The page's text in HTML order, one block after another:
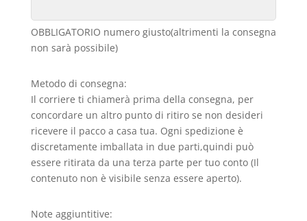
OBBLIGATORIO numero giusto(altrimenti la consegna
non sarà possibile)
Metodo di consegna:
Il corriere ti chiamerà prima della consegna, per
concordare un altro punto di ritiro se non desideri
ricevere il pacco a casa tua. Ogni spedizione è
discretamente imballata in due parti,quindi può
essere ritirata da una terza parte per tuo conto (Il
contenuto non è visibile senza essere aperto).
Note aggiuntitive: